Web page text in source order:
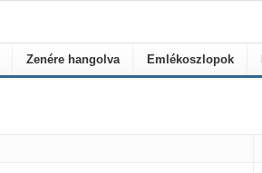
Zenére hangolva Emlékoszlopok